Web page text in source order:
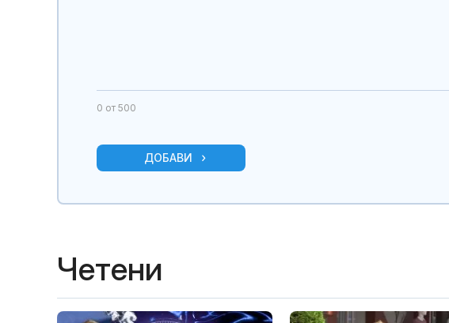
0 от 500
ДОБАВИ
Четени